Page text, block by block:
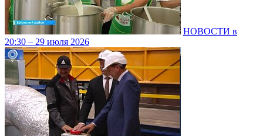
НОВОСТИ в
20:30 – 29 июля 2026